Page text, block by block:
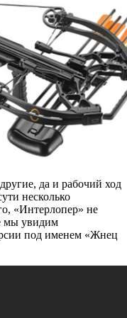
да и рабочий ход
несколько
«Интерлопер» не
мы увидим
под именем «Жнец